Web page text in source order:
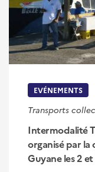
EVÉNEMENTS
Transports
Intermodalité
organisé par la
Guyane les 2